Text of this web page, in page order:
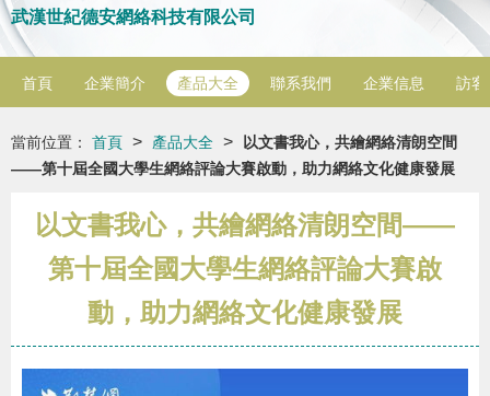
武漢世紀德安網絡科技有限公司
首頁 企業簡介 產品大全 聯系我們 企業信息 訪客
當前位置： 首頁 > 產品大全 >
以文書我心，共繪網絡清朗空間
——第十屆全國大學生網絡評論大賽啟動，助力網絡文化健康發展
以文書我心，共繪網絡清朗空間——
第十屆全國大學生網絡評論大賽啟
動，助力網絡文化健康發展